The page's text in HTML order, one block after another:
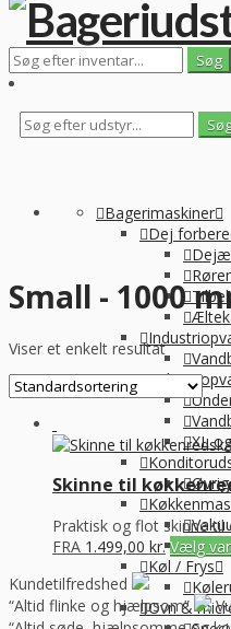
Bagerimaskiner
Dej
XL
Øvrig
Køl / Frys
Ovn &
Small - 1000
Viser et enkelt resultat
Skinne til
Praktisk og flot skinne til
FRA 1.499,00 kr. Vælg
Kundetilfredshed
“Altid flinke og hjælpsom”